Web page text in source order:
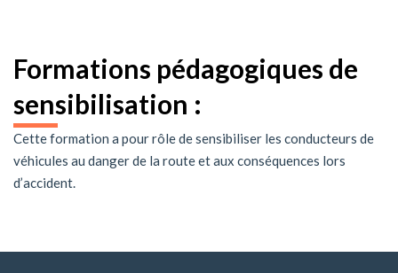
Formations pédagogiques de
sensibilisation :
Cette formation a pour rôle de sensibiliser les conducteurs de
véhicules au danger de la route et aux conséquences lors
d’accident.